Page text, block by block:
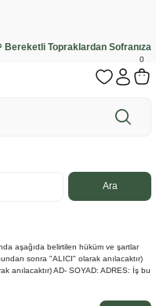
Bereketli Topraklardan Sofranıza
0
aşağıda belirtilen hüküm ve şartlar
sonra "ALICI" olarak anılacaktır)
anılacaktır) AD- SOYAD: ADRES: İş bu